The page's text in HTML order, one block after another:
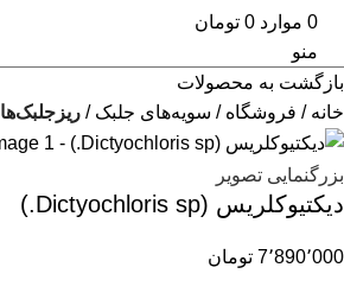
0 موارد 0 تومان
منو
بازگشت به محصولات
خانه فروشگاه سویه‌های جلبک ریزجلبک‌ها
بزرگنمایی تصویر
دیکتیوکلریس (Dictyochloris sp.)
7٬890٬000 تومان